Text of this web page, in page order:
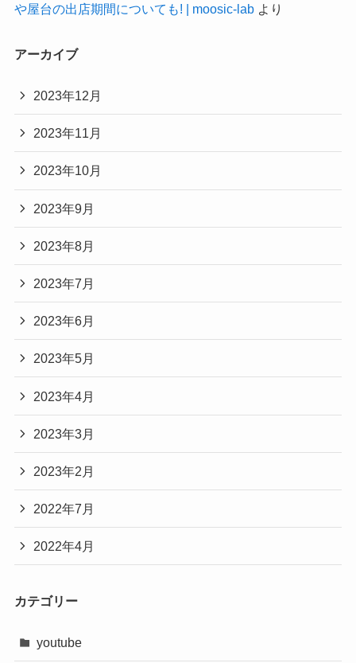
や屋台の出店期間についても! | moosic-labより
アーカイブ
2023年12月
2023年11月
2023年10月
2023年9月
2023年8月
2023年7月
2023年6月
2023年5月
2023年4月
2023年3月
2023年2月
2022年7月
2022年4月
カテゴリー
youtube